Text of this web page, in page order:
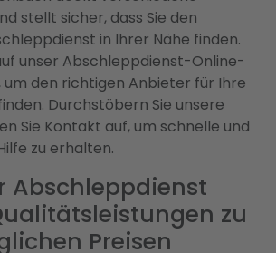
stellt sicher, dass Sie den
in Ihrer Nähe finden.
unser Abschleppdienst-Online-
um den richtigen Anbieter für Ihre
Durchstöbern Sie unsere
Sie Kontakt auf, um schnelle und
zu erhalten.
Abschleppdienst
zu
Preisen